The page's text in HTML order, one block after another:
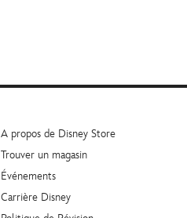
A propos de Disney Store
Trouver un magasin
Événements
Carrière Disney